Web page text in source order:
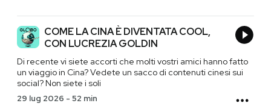
COME LA CINA È DIVENTATA COOL,
CON LUCREZIA GOLDIN
Di recente vi siete accorti che molti vostri amici hanno fatto
un viaggio in Cina? Vedete un sacco di contenuti cinesi sui
social? Non siete i soli
29 lug 2026 - 52 min